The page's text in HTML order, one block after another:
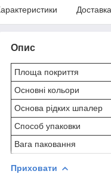
Доставка
Опис
Площа покриття
Основні кольори
Основа рідких шпалер
Способ упаковки
Вага паковання
Приховати